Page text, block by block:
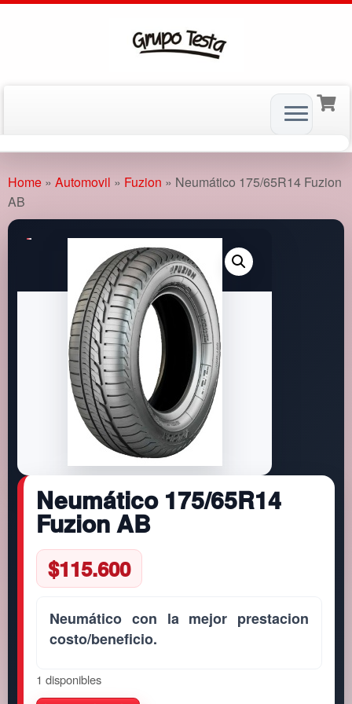
to
content
Home » Automovil » Fuzion » Neumático 175/65R14 Fuzion
AB
Neumático 175/65R14
Fuzion AB
$115.600
Neumático con la mejor prestacion
costo/beneficio.
1 disponibles